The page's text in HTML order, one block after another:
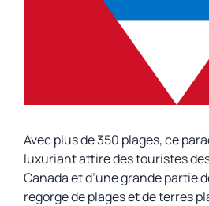
Avec plus de 350 plages, ce
luxuriant attire des touristes
Canada et d’une grande partie
regorge de plages et de terres